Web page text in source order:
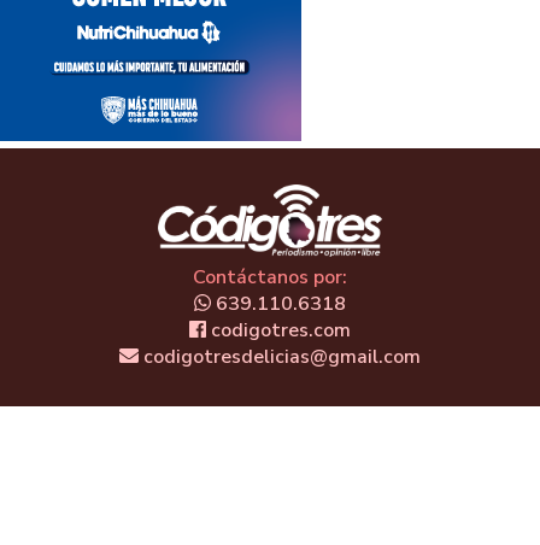
Contáctanos por:
639.110.6318
codigotres.com
codigotresdelicias@gmail.com